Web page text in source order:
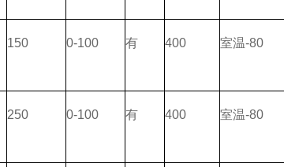
150 0-100 有 400 室温-80
250 0-100 有 400 室温-80